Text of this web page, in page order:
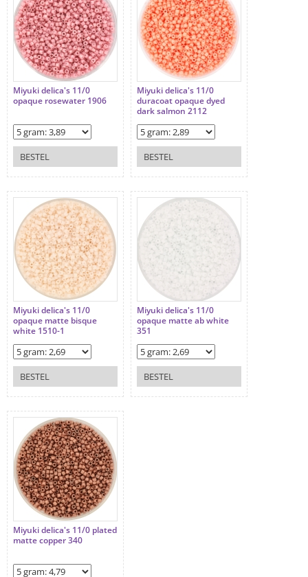
Miyuki delica's 11/0
opaque rosewater 1906
BESTEL
Miyuki delica's 11/0
duracoat opaque dyed
dark salmon 2112
BESTEL
Miyuki delica's 11/0
opaque matte bisque
white 1510-1
BESTEL
Miyuki delica's 11/0
opaque matte ab white
351
BESTEL
Miyuki delica's 11/0 plated
matte copper 340